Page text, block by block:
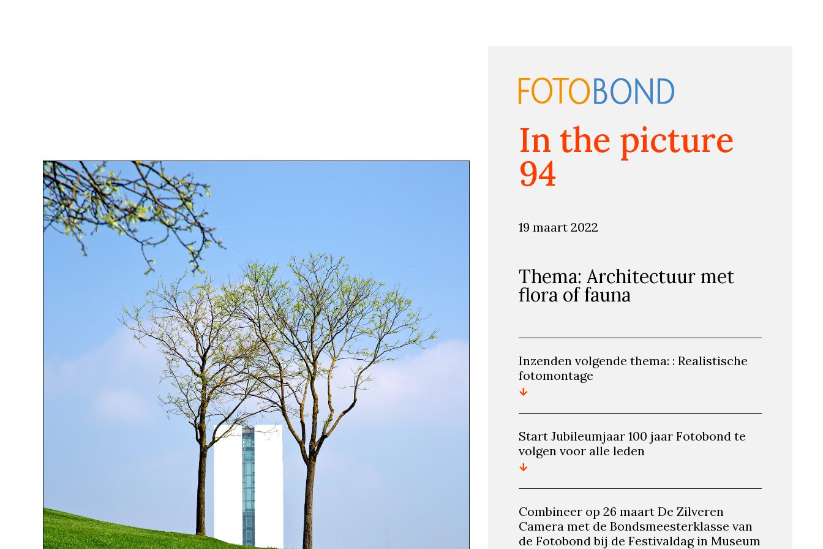
In the picture
94
19 maart 2022
Thema: Architectuur met
flora of fauna
Inzenden volgende thema: : Realistische
fotomontage
Start Jubileumjaar 100 jaar Fotobond te
volgen voor alle leden
Combineer op 26 maart De Zilveren
Camera met de Bondsmeesterklasse van
de Fotobond bij de Festivaldag in Museum